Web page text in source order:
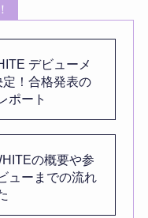
デビューメ
定！合格発表の
ポート
の概要や参
ューまでの流れ